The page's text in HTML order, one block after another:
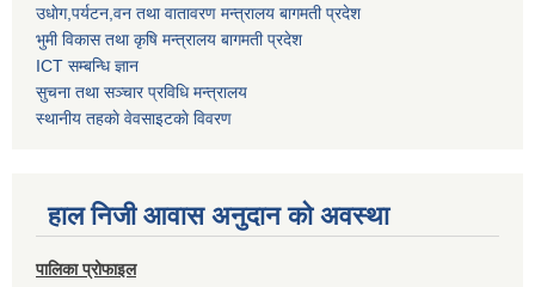
उधाेग,पर्यटन,वन तथा वातावरण मन्त्रालय बागमती प्रदेश
भुमी विकास तथा कृषि मन्त्रालय बागमती प्रदेश
ICT सम्बन्धि ज्ञान
सुचना तथा सञ्चार प्रविधि मन्त्रालय
स्थानीय तहकाे वेवसाइटकाे विवरण
हाल निजी आवास अनुदान काे अवस्था
पालिका प्रोफाइल